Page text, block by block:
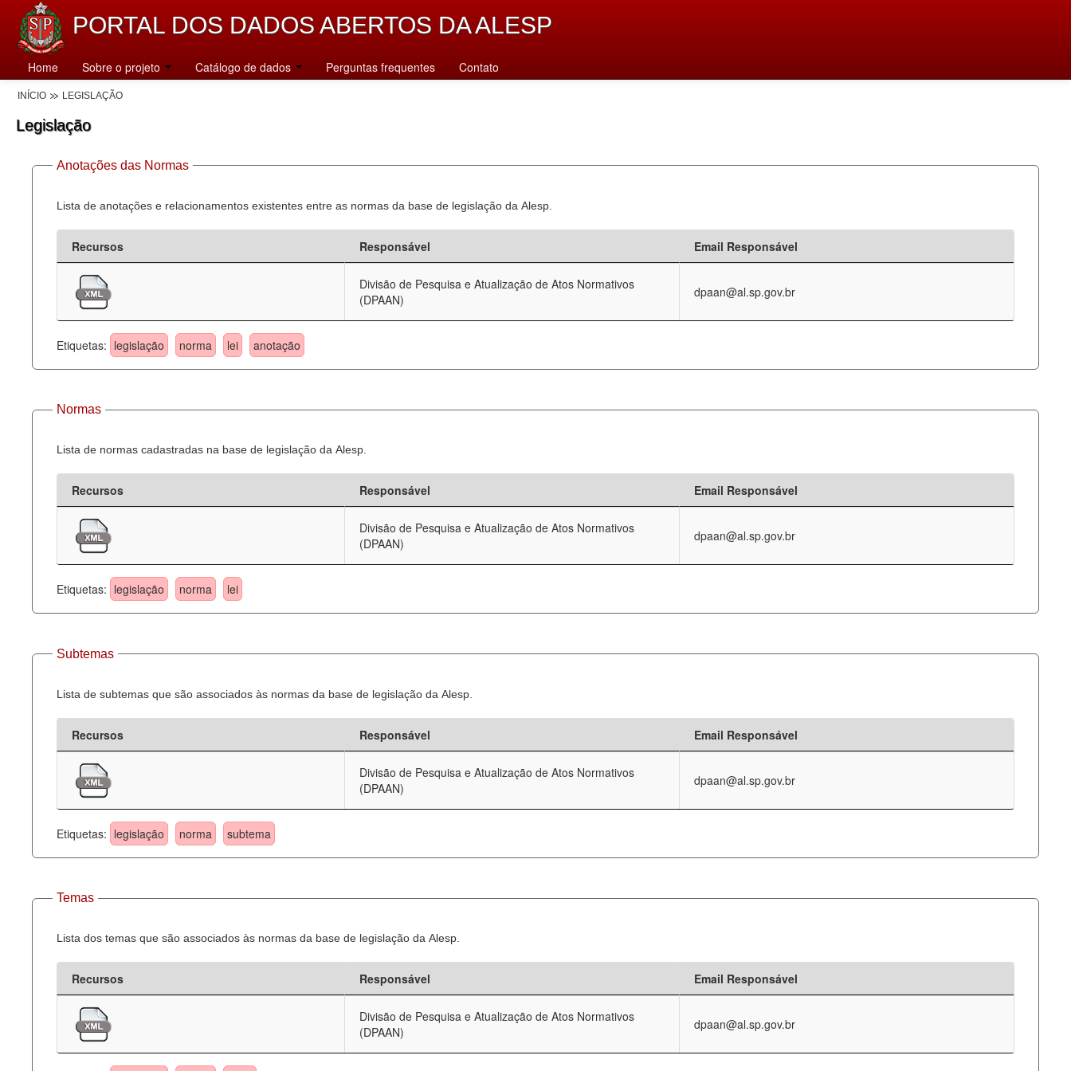
PORTAL DOS DADOS ABERTOS DA ALESP
Home Sobre o projeto Catálogo de dados Perguntas frequentes Contato
INÍCIO LEGISLAÇÃO
Legislação
Anotações das Normas
Lista de anotações e relacionamentos existentes entre as normas da base de legislação da Alesp.
Recursos Responsável Email Responsável
Divisão de Pesquisa e Atualização de Atos Normativos
(DPAAN)
dpaan@al.sp.gov.br
Etiquetas: legislação norma lei anotação
Normas
Lista de normas cadastradas na base de legislação da Alesp.
Recursos Responsável Email Responsável
Divisão de Pesquisa e Atualização de Atos Normativos
(DPAAN)
dpaan@al.sp.gov.br
Etiquetas: legislação norma lei
Subtemas
Lista de subtemas que são associados às normas da base de legislação da Alesp.
Recursos Responsável Email Responsável
Divisão de Pesquisa e Atualização de Atos Normativos
(DPAAN)
dpaan@al.sp.gov.br
Etiquetas: legislação norma subtema
Temas
Lista dos temas que são associados às normas da base de legislação da Alesp.
Recursos Responsável Email Responsável
Divisão de Pesquisa e Atualização de Atos Normativos
(DPAAN)
dpaan@al.sp.gov.br